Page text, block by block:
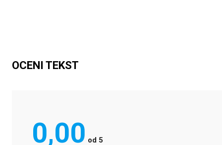
OCENI TEKST
0,00 od 5